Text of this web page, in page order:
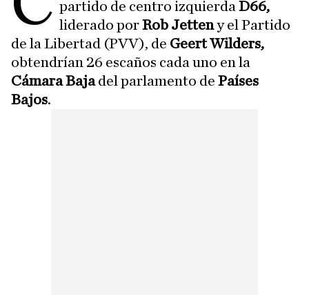
partido de centro izquierda D66,
liderado porRob Jetteny el Partido
de la Libertad (PVV), de Geert Wilders,
obtendrían 26 escaños cada uno en la
Cámara Bajadel parlamento de Países
Bajos.